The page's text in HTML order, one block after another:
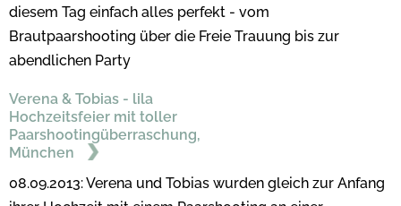
diesem Tag einfach alles perfekt - vom
Brautpaarshooting über die Freie Trauung bis zur
abendlichen Party
Verena & Tobias - lila
Hochzeitsfeier mit toller
Paarshootingüberraschung,
München
08.09.2013: Verena und Tobias wurden gleich zur Anfang